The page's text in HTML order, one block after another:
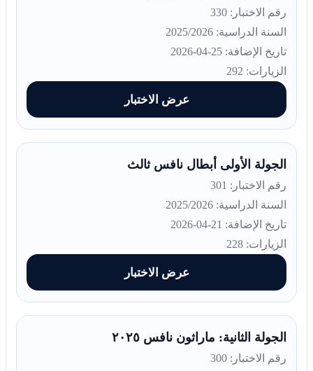
رقم الاختبار: 330
السنة الدراسية: 2025/2026
تاريخ الإضافة: 25-04-2026
الزيارات: 292
عرض الاختبار
الجولة الأولى أبطال نافس ثالث
رقم الاختبار: 301
السنة الدراسية: 2025/2026
تاريخ الإضافة: 21-04-2026
الزيارات: 228
عرض الاختبار
الجولة الثانية: ماراثون نافس ٢٠٢٥
رقم الاختبار: 300